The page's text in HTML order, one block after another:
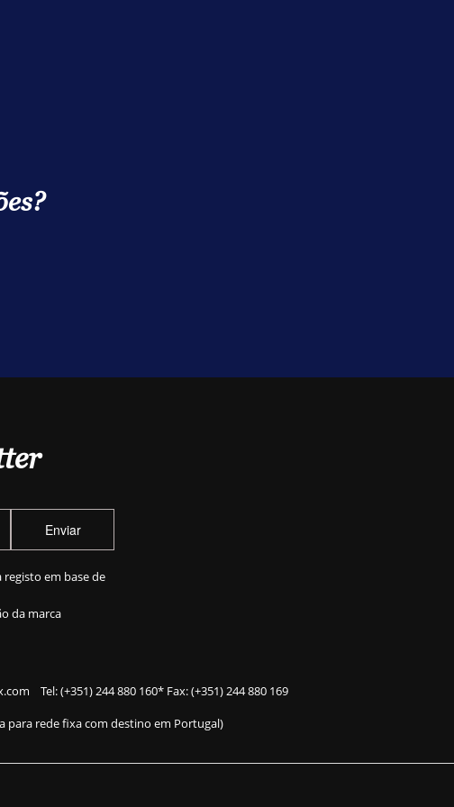
Enviar
em base de
da marca
Tel:(+351) 244 880 160* Fax: (+351) 244 880 169
para rede fixa com destino em Portugal)